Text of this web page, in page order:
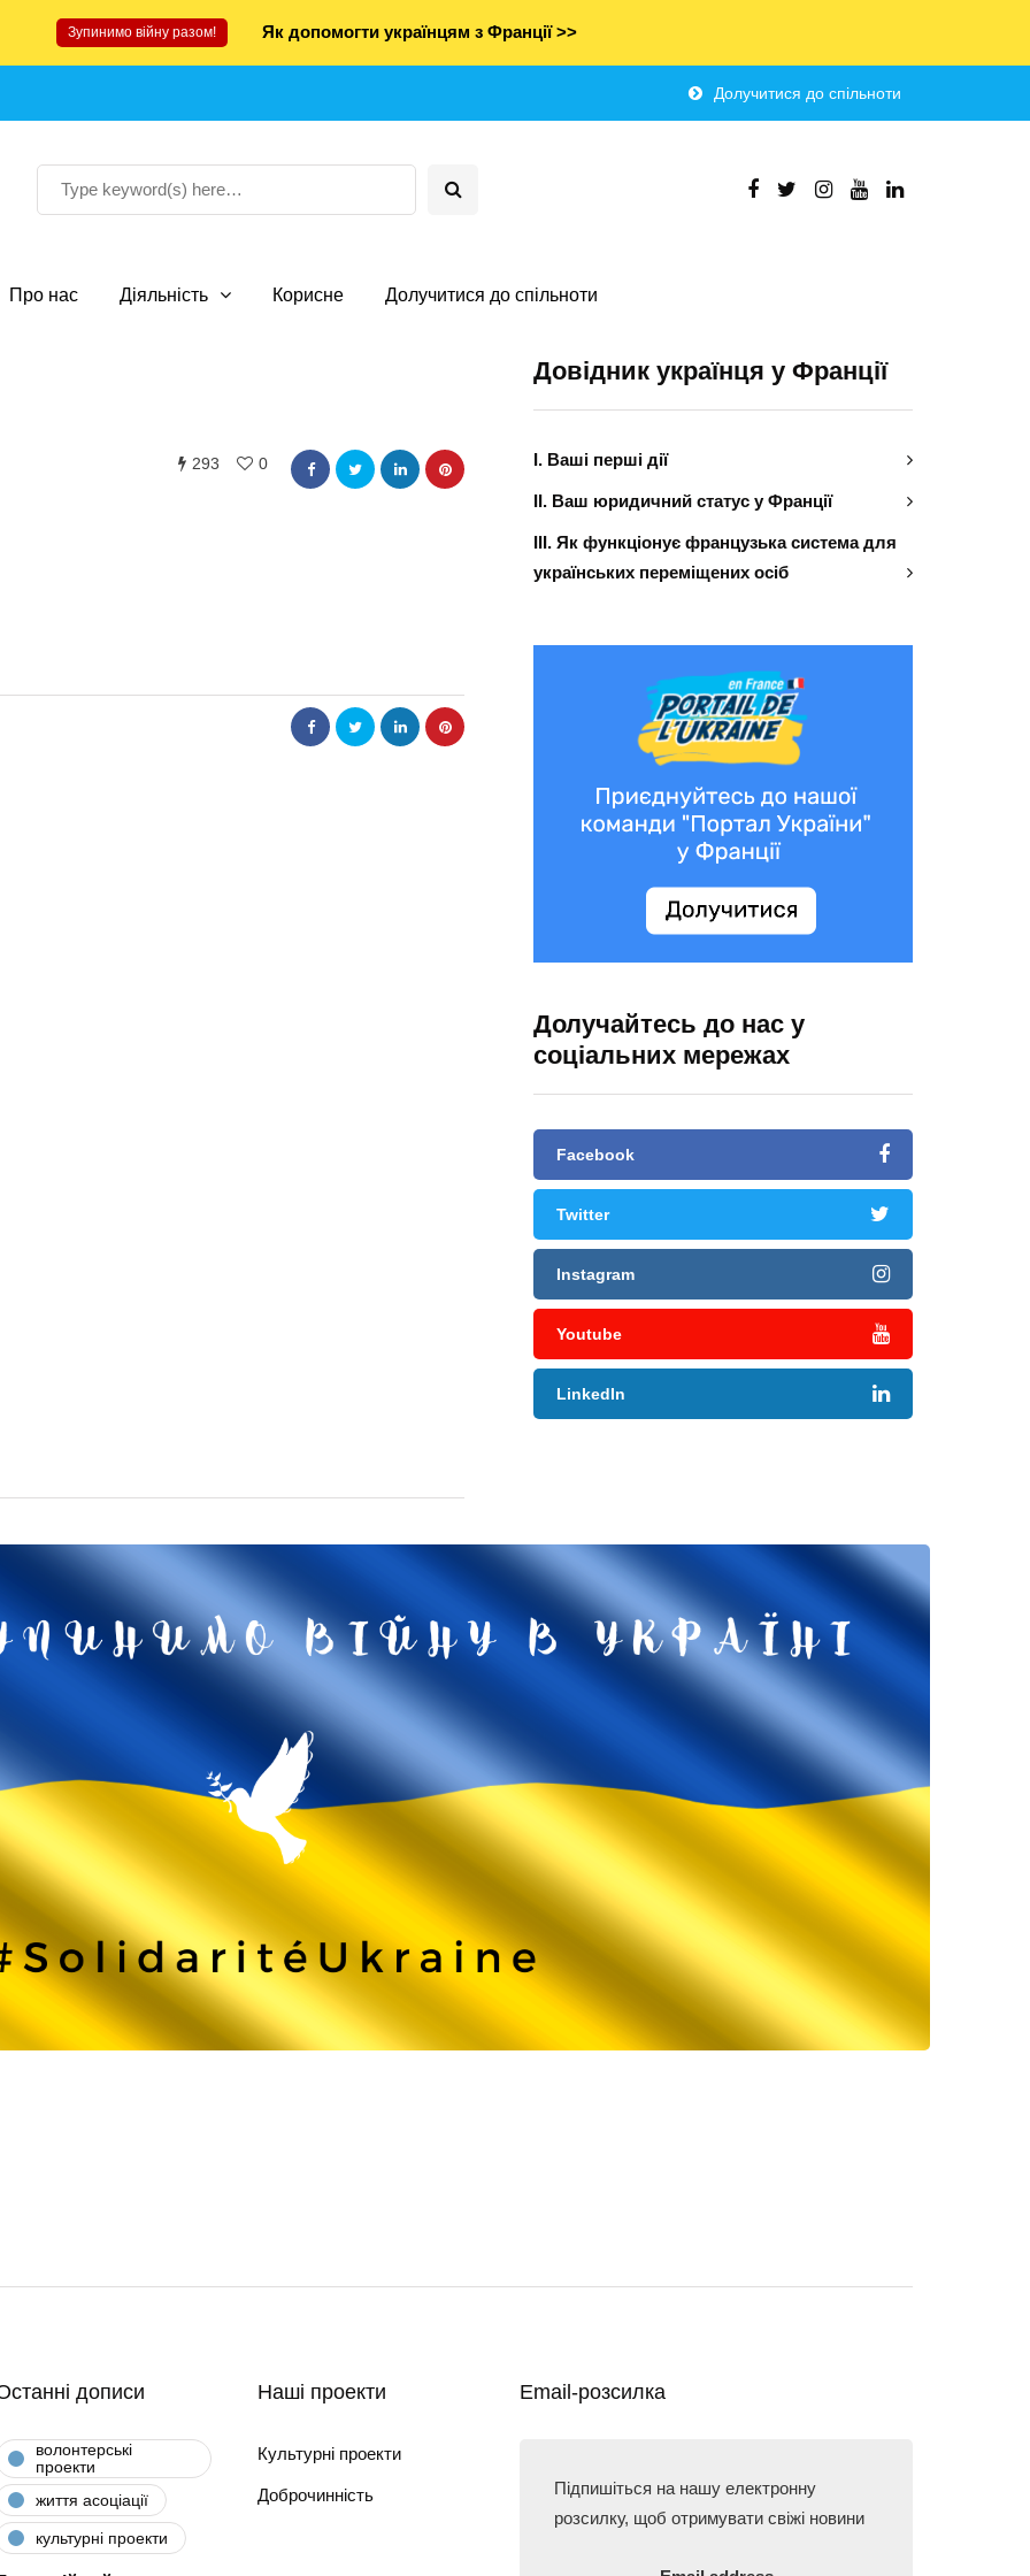
Зупинимо війну разом! Як допомогти українцям з Франції >>
Долучитися до спільноти
Про нас Діяльність Корисне Долучитися до спільноти
293 0
Довідник українця у Франції
І. Ваші перші дії
ІІ. Ваш юридичний статус у Франції
ІІІ. Як функціонує французька система для
українських переміщених осіб
Долучайтесь до нас у
соціальних мережах
Facebook
Twitter
Instagram
Youtube
LinkedIn
дописи
волонтерські
проекти
життя асоціації
культурні проекти
Наші проекти
Культурні проекти
Доброчинність
Email-розсилка
Підпишіться на нашу електронну
розсилку, щоб отримувати свіжі новини